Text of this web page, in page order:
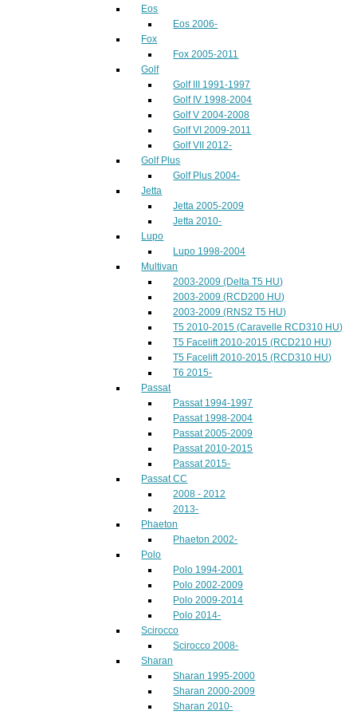
Eos
Eos 2006-
Fox
Fox 2005-2011
Golf
Golf III 1991-1997
Golf IV 1998-2004
Golf V 2004-2008
Golf VI 2009-2011
Golf VII 2012-
Golf Plus
Golf Plus 2004-
Jetta
Jetta 2005-2009
Jetta 2010-
Lupo
Lupo 1998-2004
Multivan
2003-2009 (Delta T5 HU)
2003-2009 (RCD200 HU)
2003-2009 (RNS2 T5 HU)
T5 2010-2015 (Caravelle RCD310 HU)
T5 Facelift 2010-2015 (RCD210 HU)
T5 Facelift 2010-2015 (RCD310 HU)
T6 2015-
Passat
Passat 1994-1997
Passat 1998-2004
Passat 2005-2009
Passat 2010-2015
Passat 2015-
Passat CC
2008 - 2012
2013-
Phaeton
Phaeton 2002-
Polo
Polo 1994-2001
Polo 2002-2009
Polo 2009-2014
Polo 2014-
Scirocco
Scirocco 2008-
Sharan
Sharan 1995-2000
Sharan 2000-2009
Sharan 2010-